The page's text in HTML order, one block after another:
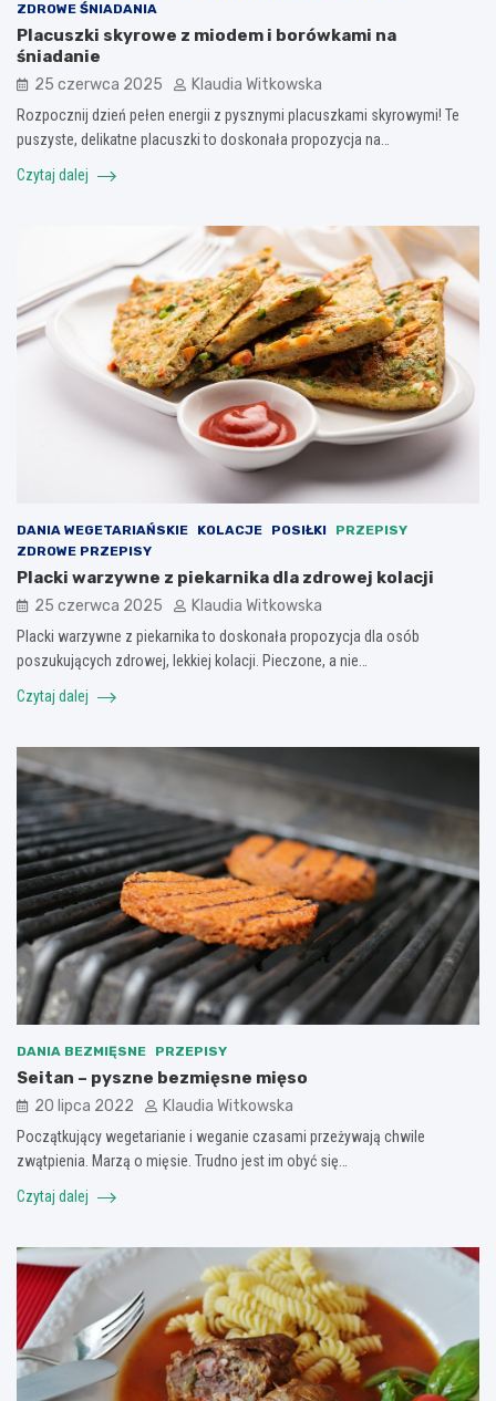
ZDROWE ŚNIADANIA
Placuszki skyrowe z miodem i borówkami na
śniadanie
25 czerwca 2025 Klaudia Witkowska
Rozpocznij dzień pełen energii z pysznymi placuszkami skyrowymi! Te
puszyste, delikatne placuszki to doskonała propozycja na…
Czytaj dalej
DANIA WEGETARIAŃSKIE KOLACJE POSIŁKI
PRZEPISY
ZDROWE PRZEPISY
Placki warzywne z piekarnika dla zdrowej kolacji
25 czerwca 2025 Klaudia Witkowska
Placki warzywne z piekarnika to doskonała propozycja dla osób
poszukujących zdrowej, lekkiej kolacji. Pieczone, a nie…
Czytaj dalej
DANIA BEZMIĘSNE PRZEPISY
Seitan – pyszne bezmięsne mięso
20 lipca 2022 Klaudia Witkowska
Początkujący wegetarianie i weganie czasami przeżywają chwile
zwątpienia. Marzą o mięsie. Trudno jest im obyć się…
Czytaj dalej